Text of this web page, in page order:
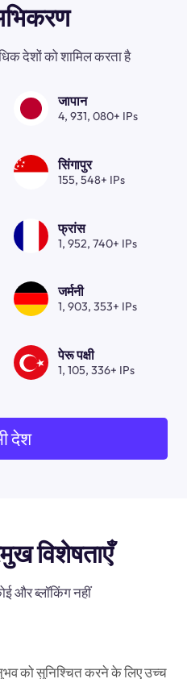
देशों को शामिल करता है
जापान
4, 931, 080+ IPs
सिंगापुर
155, 548+ IPs
फ्रांस
1, 952, 740+ IPs
जर्मनी
1, 903, 353+ IPs
पेरू पक्षी
1, 105, 336+ IPs
देश
विशेषताएँ
और ब्लॉकिंग नहीं
को सुनिश्चित करने के लिए उच्च